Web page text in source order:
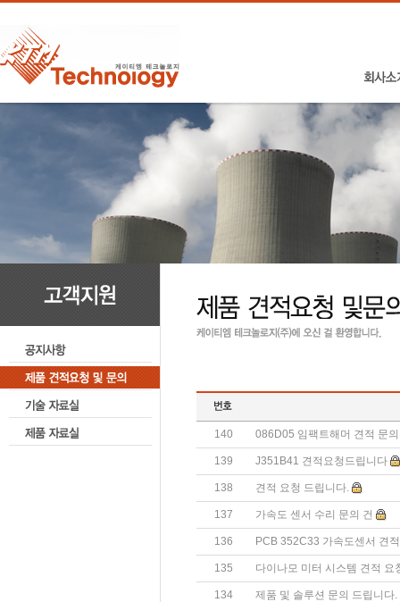
140 086D05 임팩트해머 견적 문
139 J351B41 견적요청드립니다
138 견적 요청 드립니다.
137 가속도 센서 수리 문의 건
136 PCB 352C33 가속도센서 견
135 다이나모 미터 시스템 견적 요
134 제품 및 솔루션 문의 드립니다.